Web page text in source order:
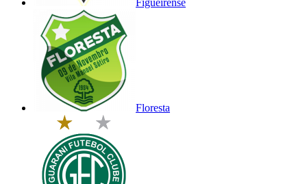
Figueirense
Floresta